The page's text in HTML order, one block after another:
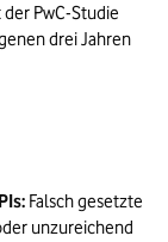
drei Jahren
Falsch gesetzte
unzureichend